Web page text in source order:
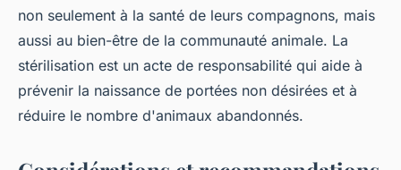
non seulement à la santé de leurs compagnons, mais
aussi au bien-être de la communauté animale. La
stérilisation est un acte de responsabilité qui aide à
prévenir la naissance de portées non désirées et à
réduire le nombre d'animaux abandonnés.